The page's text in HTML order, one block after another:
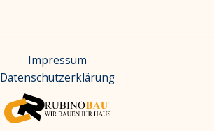
Impressum
Datenschutzerklärung